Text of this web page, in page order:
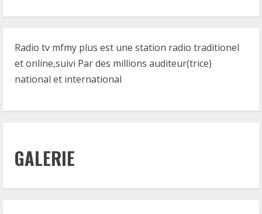
Radio tv mfmy plus est une station radio traditionel
et online,suivi Par des millions auditeur(trice)
national et international
GALERIE